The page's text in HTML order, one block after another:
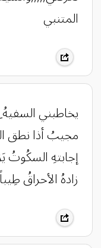
المتنبي
يخاطبني
مجيبُ أذا نطق
إجابتهِ السكُوتُ
زادهُ الأحراقُ